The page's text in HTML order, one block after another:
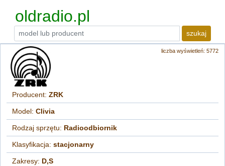
oldradio.pl
szukaj
liczba wyświetleń: 5772
Producent:ZRK
Model:Clivia
Rodzaj sprzętu: Radioodbiornik
Klasyfikacja:stacjonarny
Zakresy: D,S